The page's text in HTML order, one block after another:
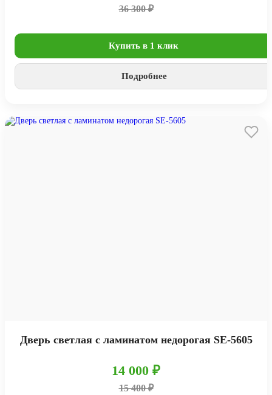
36 300 ₽
Купить в 1 клик
Подробнее
Дверь светлая с ламинатом недорогая SE-5605
14 000 ₽
15 400 ₽